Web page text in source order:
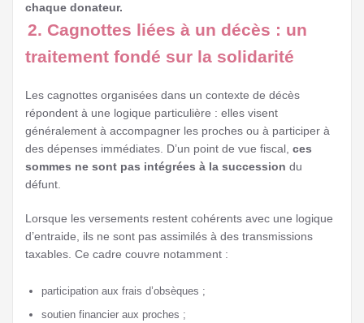
chaque donateur.
2. Cagnottes liées à un décès : un
traitement fondé sur la solidarité
Les cagnottes organisées dans un contexte de décès
répondent à une logique particulière : elles visent
généralement à accompagner les proches ou à participer à
des dépenses immédiates. D’un point de vue fiscal, ces
sommes ne sont pas intégrées à la succession du
défunt.
Lorsque les versements restent cohérents avec une logique
d’entraide, ils ne sont pas assimilés à des transmissions
taxables. Ce cadre couvre notamment :
participation aux frais d’obsèques ;
soutien financier aux proches ;